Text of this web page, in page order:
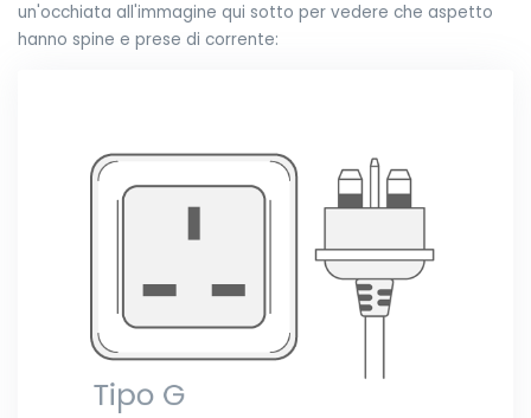
un'occhiata all'immagine qui sotto per vedere che aspetto
hanno spine e prese di corrente: